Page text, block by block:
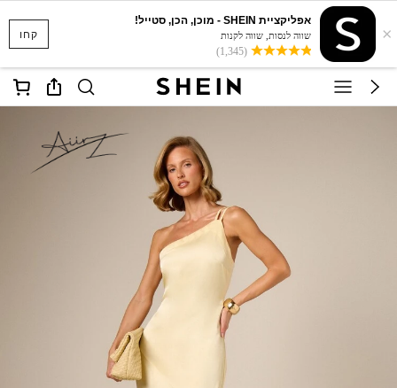
קחו ×
אפליקציית SHEIN - מוכן, הכן, סטייל!
שווה לנסות, שווה לקנות
(1,345)